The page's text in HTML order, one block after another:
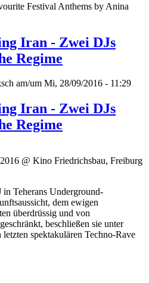
Festival Anthems by Anina
Iran - Zwei DJs
Regime
am/um Mi, 28/09/2016 - 11:29
Iran - Zwei DJs
Regime
@ Kino Friedrichsbau, Freiburg
Teherans Underground-
dem ewigen
überdrüssig und von
beschließen sie unter
spektakulären Techno-Rave